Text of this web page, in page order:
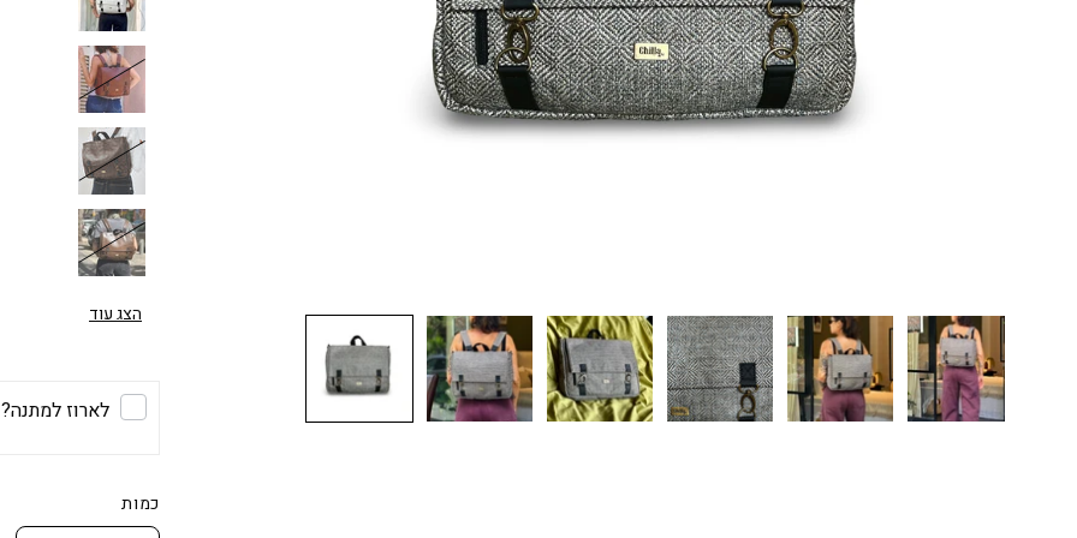
הצג עוד
לארוז למתנה?
כמות